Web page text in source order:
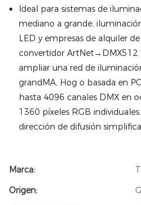
Ideal para sistemas de
mediano a grande,
LED y empresas de alquiler
convertidor ArtNet→DMX512
ampliar una red de
grandMA, Hog o basada en
hasta 4096 canales DMX en
1360 píxeles RGB
dirección de difusión
Marca:
Origen: